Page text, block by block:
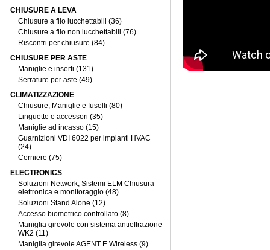
CHIUSURE A LEVA
Chiusure a filo lucchettabili (36)
Chiusure a filo non lucchettabili (76)
Riscontri per chiusure (84)
CHIUSURE PER ASTE
Maniglie e inserti (131)
Serrature per aste (49)
CLIMATIZZAZIONE
Chiusure, Maniglie e fuselli (80)
Linguette e accessori (35)
Maniglie ad incasso (15)
Guarnizioni VDI 6022 per impianti HVAC
(24)
Cerniere (75)
ELECTRONICS
Soluzioni Network, Sistemi ELM Chiusura
elettronica e monitoraggio (48)
Soluzioni Stand Alone (12)
Accesso biometrico controllato (8)
Maniglia girevole con sistema antieffrazione
WK2 (11)
Maniglia girevole AGENT E Wireless (9)